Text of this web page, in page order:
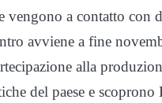
vengono a contatto con
avviene a fine
alla
del paese e